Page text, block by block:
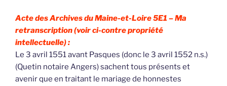
Acte des Archives du Maine-et-Loire 5E1 –Ma
retranscription (voir ci-contre propriété
intellectuelle) :
Le 3 avril 1551 avant Pasques (donc le 3 avril 1552 n.s.)
(Quetin notaire Angers) sachent tous présents et
avenir que en traitant le mariage de honnestes